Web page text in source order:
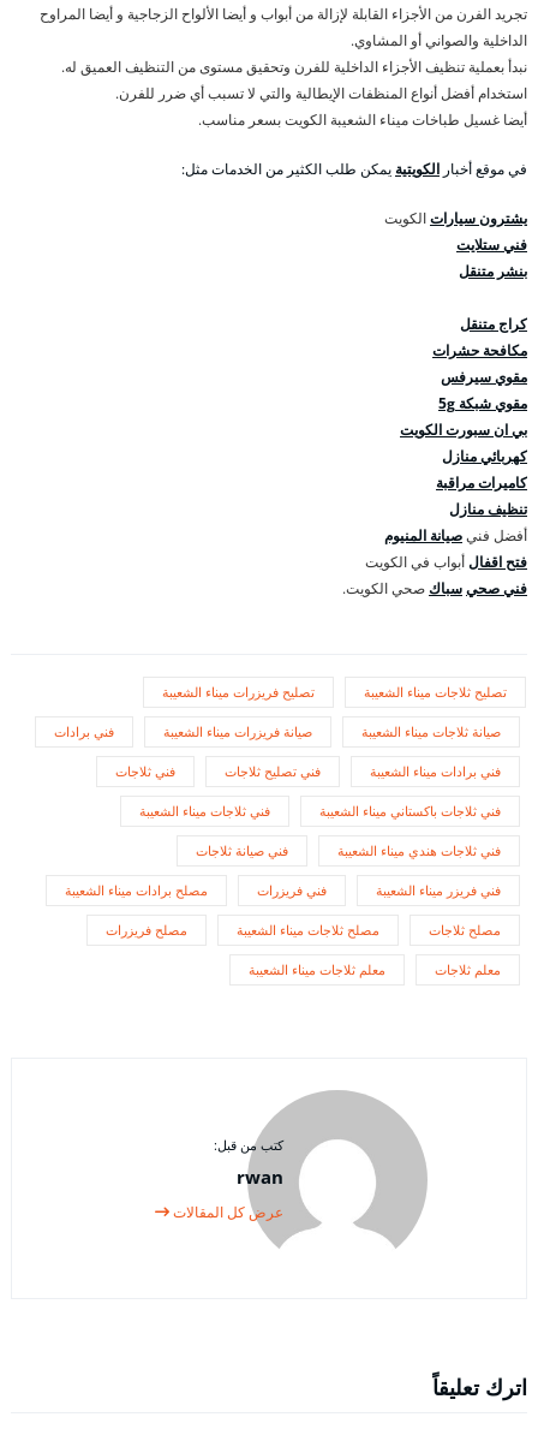
تجريد الفرن من الأجزاء القابلة لإزالة من أبواب و أيضا الألواح الزجاجية و أيضا المراوح
الداخلية والصواني أو المشاوي.
نبدأ بعملية تنظيف الأجزاء الداخلية للفرن وتحقيق مستوى من التنظيف العميق له.
استخدام أفضل أنواع المنظفات الإيطالية والتي لا تسبب أي ضرر للفرن.
أيضا غسيل طباخات ميناء الشعيبة الكويت بسعر مناسب.
في موقع أخبار الكويتية يمكن طلب الكثير من الخدمات مثل:
يشترون سياراتالكويت
فني ستلايت
بنشر متنقل
كراج متنقل
مكافحة حشرات
مقوي سيرفس
مقوي شبكة 5g
بي ان سبورت الكويت
كهربائي منازل
كاميرات مراقبة
تنظيف منازل
أفضل فنيصيانة المنيوم
فتح اقفالأبواب في الكويت
فني صحيسباك صحي الكويت.
تصليح ثلاجات ميناء الشعيبة تصليح فريزرات ميناء الشعيبة
صيانة ثلاجات ميناء الشعيبة صيانة فريزرات ميناء الشعيبة فني برادات
فني برادات ميناء الشعيبة فني تصليح ثلاجات فني ثلاجات
فني ثلاجات باكستاني ميناء الشعيبة فني ثلاجات ميناء الشعيبة
فني ثلاجات هندي ميناء الشعيبة فني صيانة ثلاجات
فني فريزر ميناء الشعيبة فني فريزرات مصلح برادات ميناء الشعيبة
مصلح ثلاجات مصلح ثلاجات ميناء الشعيبة مصلح فريزرات
معلم ثلاجات معلم ثلاجات ميناء الشعيبة
كتب من قبل:
rwan
عرض كل المقالات
اترك تعليقاً